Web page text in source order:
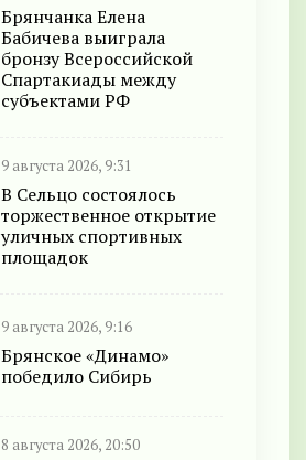
Брянчанка Елена
Бабичева выиграла
бронзу Всероссийской
Спартакиады между
субъектами РФ
9 августа 2026, 9:31
В Сельцо состоялось
торжественное открытие
уличных спортивных
площадок
9 августа 2026, 9:16
Брянское «Динамо»
победило Сибирь
8 августа 2026, 20:50